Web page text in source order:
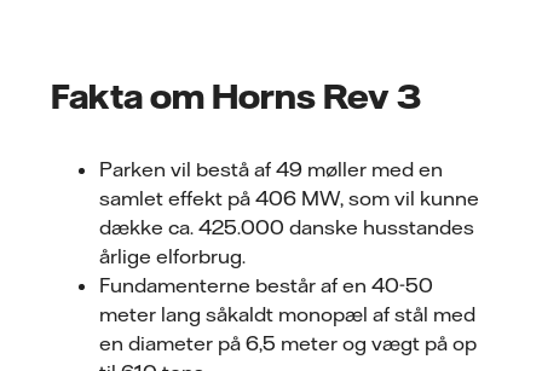
Fakta om Horns Rev 3
Parken vil bestå af 49 møller med en
samlet effekt på 406 MW, som vil kunne
dække ca. 425.000 danske husstandes
årlige elforbrug.
Fundamenterne består af en 40-50
meter lang såkaldt monopæl af stål med
en diameter på 6,5 meter og vægt på op